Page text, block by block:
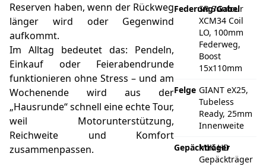
Reserven haben, wenn der Rückweg
länger wird oder Gegenwind
aufkommt.
Im Alltag bedeutet das: Pendeln,
Einkauf oder Feierabendrunde
funktionieren ohne Stress – und am
Wochenende wird aus der
„Hausrunde“ schnell eine echte Tour,
weil Motorunterstützung,
Reichweite und Komfort
zusammenpassen.
Federung/Gabel
SR Suntour
XCM34 Coil
LO, 100mm
Federweg,
Boost
15x110mm
Felge GIANT eX25,
Tubeless
Ready, 25mm
Innenweite
Gepäckträger
MIK HD
Gepäckträger